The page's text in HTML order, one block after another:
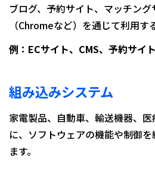
ブログ、予約サイト、マッチン
（Chromeなど）を通じて利用す
例：ECサイト、CMS、予約サイ
組み込みシステム
家電製品、自動車、輸送機器、
に、ソフトウェアの機能や制御
ます。